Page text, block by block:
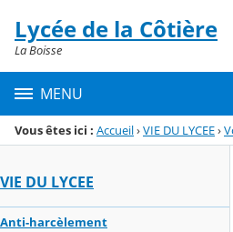
Menu de la rubrique
Contenu
Lycée de la Côtière
La Boisse
MENU
Vous êtes ici : Accueil›VIE DU LYCEE›
VIE DU LYCEE
Anti-harcèlement